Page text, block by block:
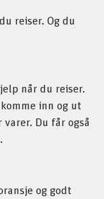
reiser. Og du
når du reiser.
inn og ut
Du får også
og godt